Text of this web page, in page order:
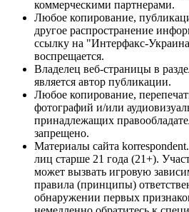
коммерческими партнерами.
Любое копирование,
другое распространение
ссылку на "Интерфакс-
воспрещается.
Владелец веб-страницы в
является автор публикации.
Любое копирование,
фотографий и/или
принадлежащих
запрещено.
Материалы сайта
лиц старше 21 года (21+).
может вызвать игровую
правила (принципы)
обнаружении первых